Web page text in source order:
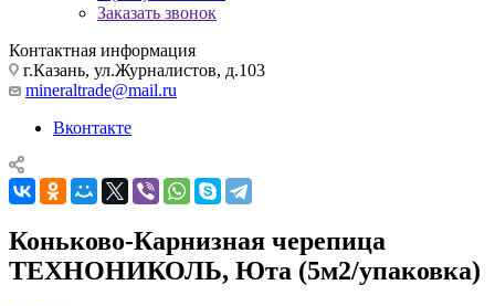
Заказать звонок
Контактная информация
г.Казань, ул.Журналистов, д.103
mineraltrade@mail.ru
Вконтакте
Коньково-Карнизная черепица
ТЕХНОНИКОЛЬ, Юта (5м2/упаковка)